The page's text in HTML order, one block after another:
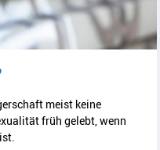
meist keine
früh gelebt, wenn